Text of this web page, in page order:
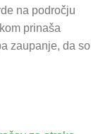
na področju
prinaša
zaupanje, da so